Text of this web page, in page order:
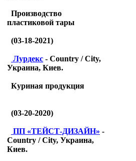
Производство
пластиковой тары
(03-18-2021)
Лурдекс - Country / City,
Украина, Киев.
Куриная продукция
(03-20-2020)
ПП «ТЕЙСТ-ДИЗАЙН» -
Country / City, Украина,
Киев.